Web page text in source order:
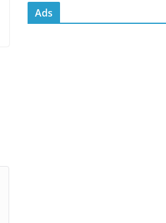
Ads